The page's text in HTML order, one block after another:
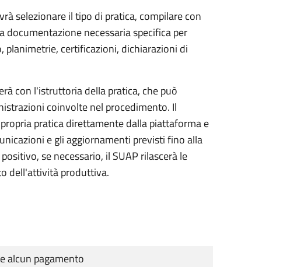
selezionare il tipo di pratica, compilare con
necessaria specifica per
planimetrie, certificazioni, dichiarazioni di
con l'istruttoria della pratica, che può
coinvolte nel procedimento. Il
pratica direttamente dalla piattaforma e
e gli aggiornamenti previsti fino alla
se necessario, il SUAP rilascerà le
dell'attività produttiva.
alcun pagamento